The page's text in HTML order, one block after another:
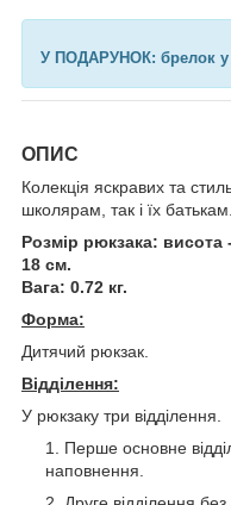
У ПОДАРУНОК: брелок у
ОПИС
Колекція яскравих та
школярам, так і їх батькам.
Розмір рюкзака:
18 см.
Вага: 0.72 кг.
Форма:
Дитячий рюкзак.
Відділення:
У рюкзаку три відділення.
Перше основне
наповнення.